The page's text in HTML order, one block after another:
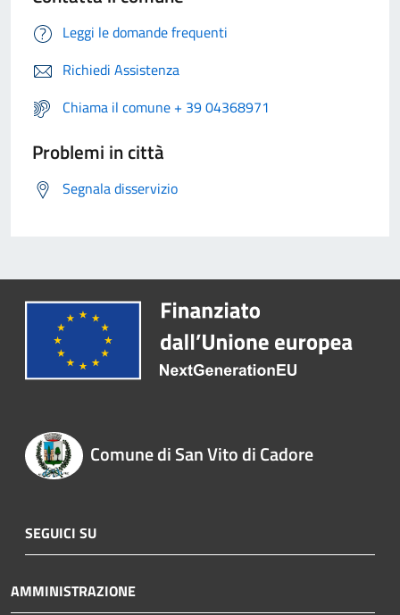
Leggi le domande frequenti
Richiedi Assistenza
Chiama il comune + 39 04368971
Problemi in città
Segnala disservizio
Comune di San Vito di Cadore
SEGUICI SU
AMMINISTRAZIONE